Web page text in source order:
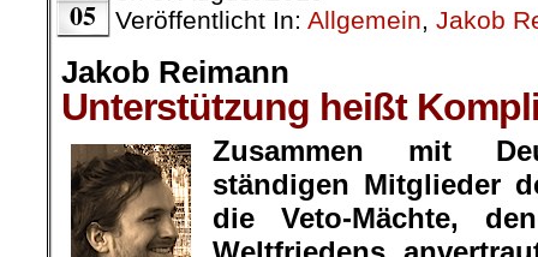
05
Veröffentlicht In: Allgemein, Jakob
Jakob Reimann
Unterstützung heißt
Zusammen mit
ständigen Mitglieder
die Veto-Mächte,